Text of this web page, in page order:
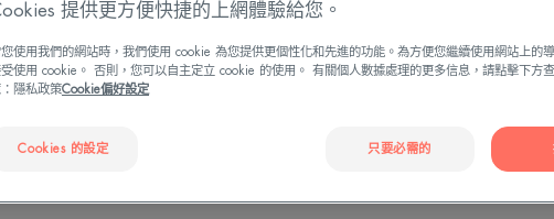
裝
提供更方便快捷的上網體驗給您。
您使用我們的網站時，我們使用 cookie 為您提供更個性化和先進的功能。為方便您繼續使用網站上的
使用 cookie。 否則，您可以自主定立 cookie 的使用。 有關個人數據處理的更多信息，請點擊下方
隱私政策Cookie偏好設定
Cookies 的設定 只要必需的